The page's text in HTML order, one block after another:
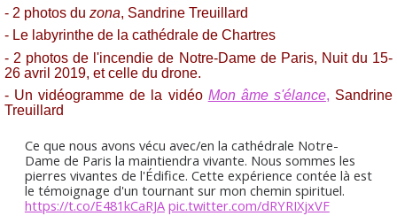
- 2 photos du zona, Sandrine Treuillard
- Le labyrinthe de la cathédrale de Chartres
- 2 photos de l'incendie de Notre-Dame de Paris, Nuit du 15-
26 avril 2019, et celle du drone.
- Un vidéogramme de la vidéo Mon âme s'élance, Sandrine
Treuillard
Ce que nous avons vécu avec/en la cathédrale Notre-
Dame de Paris la maintiendra vivante. Nous sommes les
pierres vivantes de l'Édifice. Cette expérience contée là est
le témoignage d'un tournant sur mon chemin spirituel.
https://t.co/E481kCaRJA pic.twitter.com/dRYRIXjxVF